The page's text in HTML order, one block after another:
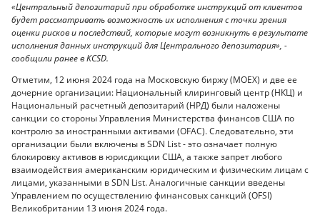
«Центральный депозитарий при обработке инструкций от клиентов
будет рассматривать возможность их исполнения с точки зрения
оценки рисков и последствий, которые могут возникнуть в результате
исполнения данных инструкций для Центрального депозитария», -
сообщили ранее в KCSD.
Отметим, 12 июня 2024 года на Московскую биржу (MOEX) и две ее
дочерние организации: Национальный клиринговый центр (НКЦ) и
Национальный расчетный депозитарий (НРД) были наложены
санкции со стороны Управления Министерства финансов США по
контролю за иностранными активами (OFAC). Следовательно, эти
организации были включены в SDN List - это означает полную
блокировку активов в юрисдикции США, а также запрет любого
взаимодействия американским юридическим и физическим лицам с
лицами, указанными в SDN List. Аналогичные санкции введены
Управлением по осуществлению финансовых санкций (OFSI)
Великобритании 13 июня 2024 года.